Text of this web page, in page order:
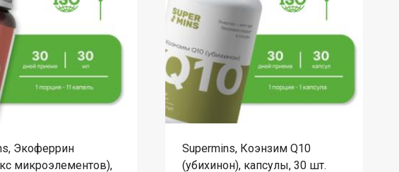
Экоферрин
микроэлементов),
Supermins, Коэнзим Q10
(убихинон), капсулы, 30 шт.